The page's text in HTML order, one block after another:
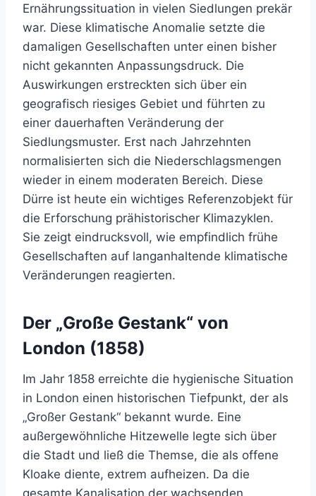
Ernährungssituation in vielen Siedlungen prekär
war. Diese klimatische Anomalie setzte die
damaligen Gesellschaften unter einen bisher
nicht gekannten Anpassungsdruck. Die
Auswirkungen erstreckten sich über ein
geografisch riesiges Gebiet und führten zu
einer dauerhaften Veränderung der
Siedlungsmuster. Erst nach Jahrzehnten
normalisierten sich die Niederschlagsmengen
wieder in einem moderaten Bereich. Diese
Dürre ist heute ein wichtiges Referenzobjekt für
die Erforschung prähistorischer Klimazyklen.
Sie zeigt eindrucksvoll, wie empfindlich frühe
Gesellschaften auf langanhaltende klimatische
Veränderungen reagierten.
Der „Große Gestank“ von
London (1858)
Im Jahr 1858 erreichte die hygienische Situation
in London einen historischen Tiefpunkt, der als
„Großer Gestank“ bekannt wurde. Eine
außergewöhnliche Hitzewelle legte sich über
die Stadt und ließ die Themse, die als offene
Kloake diente, extrem aufheizen. Da die